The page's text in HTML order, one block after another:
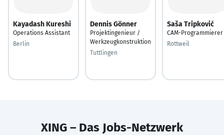
Kayadash Kureshi
Operations Assistant
Berlin
Dennis Gönner
Projektingenieur /
Werkzeugkonstruktion
Tuttlingen
Saša Tripković
CAM-Programmierer
Rottweil
XING – Das Jobs-Netzwerk